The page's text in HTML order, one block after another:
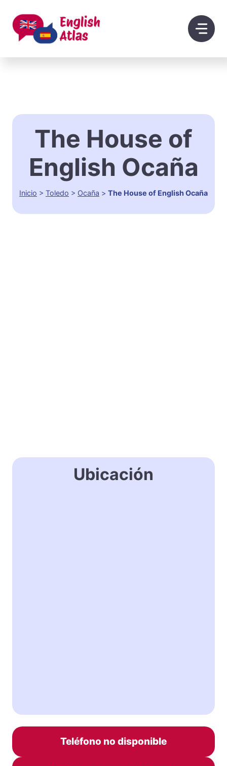
contenido
The House of
English Ocaña
Inicio > Toledo > Ocaña > The House of English Ocaña
Ubicación
Teléfono no disponible